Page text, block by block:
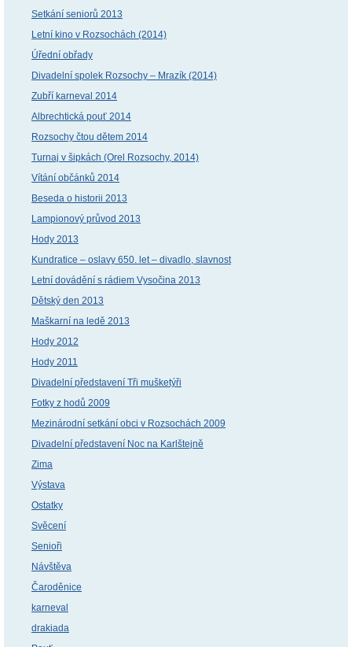
Setkání seniorů 2013
Letní kino v Rozsochách (2014)
Úřední obřady
Divadelní spolek Rozsochy – Mrazík (2014)
Zubří karneval 2014
Albrechtická pouť 2014
Rozsochy čtou dětem 2014
Turnaj v šipkách (Orel Rozsochy, 2014)
Vítání občánků 2014
Beseda o historii 2013
Lampionový průvod 2013
Hody 2013
Kundratice – oslavy 650. let – divadlo, slavnost
Letní dovádění s rádiem Vysočina 2013
Dětský den 2013
Maškarní na ledě 2013
Hody 2012
Hody 2011
Divadelní představení Tři mušketýři
Fotky z hodů 2009
Mezinárodní setkání obci v Rozsochách 2009
Divadelní představení Noc na Karlštejně
Zima
Výstava
Ostatky
Svěcení
Senioři
Návštěva
Čaroděnice
karneval
drakiada